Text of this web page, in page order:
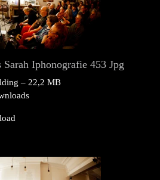
Sarah Iphonografie 453 Jpg
– 22,2 MB